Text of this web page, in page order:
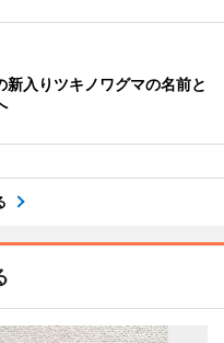
新入りツキノワグマの名前と